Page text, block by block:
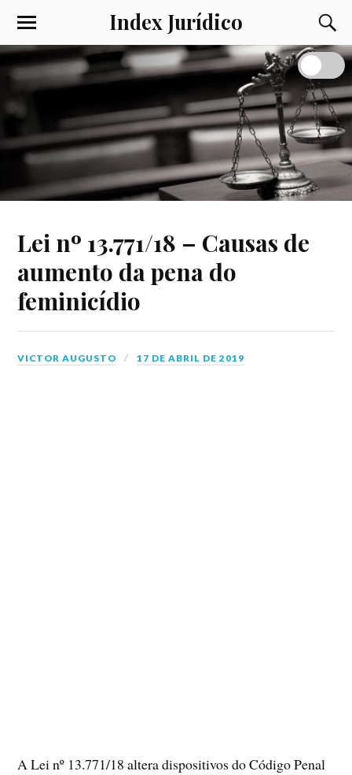
Index Jurídico
Lei nº 13.771/18 – Causas de
aumento da pena do
feminicídio
VICTOR AUGUSTO 17 DE ABRIL DE 2019
A Lei nº 13.771/18 altera dispositivos do Código Penal